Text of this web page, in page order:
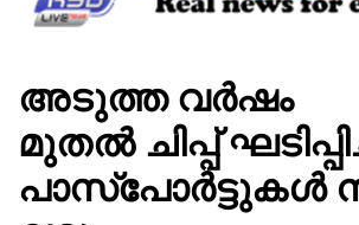
KSDLIVENEWS
അടുത്ത വർഷം
മുതൽ ചിപ്പ്
പാസ്പോര്‍ട്ടുകള്‍